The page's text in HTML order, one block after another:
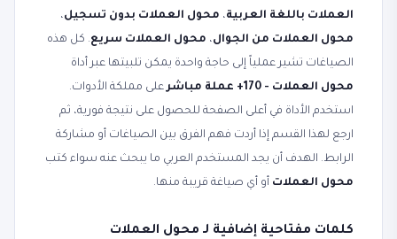
العملات باللغة العربية، محول العملات بدون تسجيل،
محول العملات من الجوال، محول العملات سريع. كل هذه
الصياغات تشير عملياً إلى حاجة واحدة يمكن تلبيتها عبر أداة
محول العملات - 170+ عملة مباشر
على مملكة الأدوات.
استخدم الأداة في أعلى الصفحة للحصول على نتيجة فورية، ثم
ارجع لهذا القسم إذا أردت فهم الفرق بين الصياغات أو مشاركة
الرابط. الهدف أن يجد المستخدم العربي ما يبحث عنه سواء كتب
محول العملات أو أي صياغة قريبة منها.
كلمات مفتاحية إضافية لـ محول العملات